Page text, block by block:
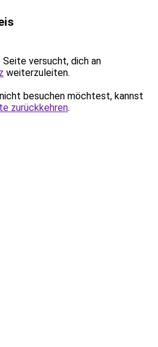
versucht, dich an
weiterzuleiten.
besuchen möchtest, kannst
zurückkehren.